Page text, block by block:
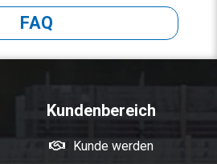
FAQ
Kundenbereich
Kunde werden